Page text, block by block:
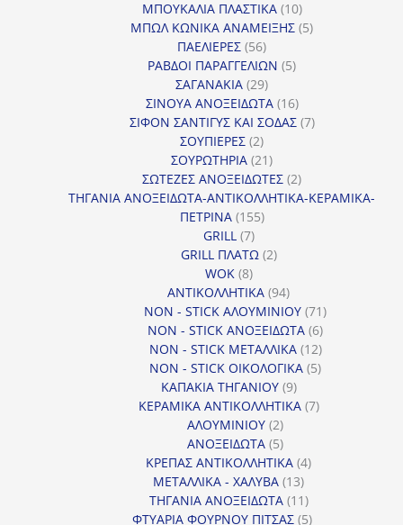
ΜΠΟΥΚΑΛΙΑ ΠΛΑΣΤΙΚΑ 1010
προϊόντα
ΜΠΩΛ ΚΩΝΙΚΑ ΑΝΑΜΕΙΞΗΣ 55
ΠΑΕΛΙΕΡΕΣ 5656
προϊόντα
ΡΑΒΔΟΙ ΠΑΡΑΓΓΕΛΙΩΝ 55
ΣΑΓΑΝΑΚΙΑ 2929
προϊόντα
ΣΙΝΟΥΑ ΑΝΟΞΕΙΔΩΤΑ 1616
προϊόντα
ΣΙΦΟΝ ΣΑΝΤΙΓΥΣ ΚΑΙ ΣΟΔΑΣ 77
ΣΟΥΠΙΕΡΕΣ 22
προϊόντα
ΣΟΥΡΩΤΗΡΙΑ 2121
προϊόντα
ΣΩΤΕΖΕΣ ΑΝΟΞΕΙΔΩΤΕΣ 22
προϊόντα
ΤΗΓΑΝΙΑ ΑΝΟΞΕΙΔΩΤΑ-ΑΝΤΙΚΟΛΛΗΤΙΚΑ-ΚΕΡΑΜΙΚΑ-
ΠΕΤΡΙΝΑ 155155
GRILL 77
προϊόντα
GRILL ΠΛΑΤΩ 22
WOK 88
προϊόντα
ΑΝΤΙΚΟΛΛΗΤΙΚΑ 9494
προϊόντα
NON - STICK ΑΛΟΥΜΙΝΙΟΥ 7171
προϊόντα
NON - STICK ΑΝΟΞΕΙΔΩΤΑ 66
προϊόντα
NON - STICK ΜΕΤΑΛΛΙΚΑ 1212
προϊόντα
NON - STICK ΟΙΚΟΛΟΓΙΚΑ 55
ΚΑΠΑΚΙΑ ΤΗΓΑΝΙΟΥ 99
προϊόντα
ΚΕΡΑΜΙΚΑ ΑΝΤΙΚΟΛΛΗΤΙΚΑ 77
ΑΛΟΥΜΙΝΙΟΥ 22
προϊόντα
ΑΝΟΞΕΙΔΩΤΑ 55
προϊόντα
ΚΡΕΠΑΣ ΑΝΤΙΚΟΛΛΗΤΙΚΑ 44
ΜΕΤΑΛΛΙΚΑ - ΧΑΛΥΒΑ 1313
προϊόντα
ΤΗΓΑΝΙΑ ΑΝΟΞΕΙΔΩΤΑ 1111
προϊόντα
ΦΤΥΑΡΙΑ ΦΟΥΡΝΟΥ ΠΙΤΣΑΣ 55